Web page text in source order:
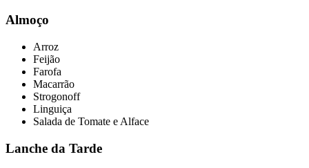
Almoço
Arroz
Feijão
Farofa
Macarrão
Strogonoff
Linguiça
Salada de Tomate e Alface
Lanche da Tarde